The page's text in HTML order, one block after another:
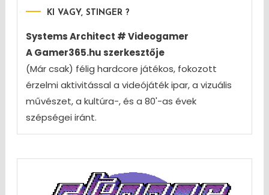
KI VAGY, STINGER ?
Systems Architect # Videogamer
A Gamer365.hu szerkesztője
(Már csak) félig hardcore játékos, fokozott
érzelmi aktivitással a videójáték ipar, a vizuális
művészet, a kultúra-, és a 80'-as évek
szépségei iránt.